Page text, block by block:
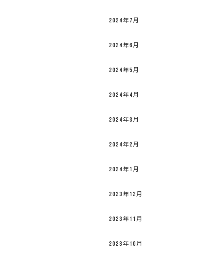
2024年7月
2024年6月
2024年5月
2024年4月
2024年3月
2024年2月
2024年1月
2023年12月
2023年11月
2023年10月